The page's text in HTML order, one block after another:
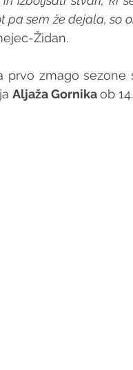
pa sem že dejala, so
Židan.
prvo zmago
Aljaža Gornika ob